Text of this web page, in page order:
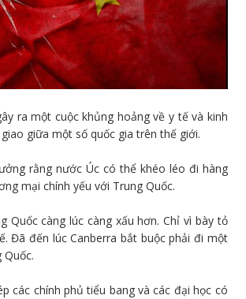
ra một cuộc khủng hoảng về y tế và kinh
giữa một số quốc gia trên thế giới.
rằng nước Úc có thể khéo léo đi hàng
mại chính yếu với Trung Quốc.
Quốc càng lúc càng xấu hơn. Chỉ vì bày tỏ
Đã đến lúc Canberra bắt buộc phải đi một
các chính phủ tiểu bang và các đại học có